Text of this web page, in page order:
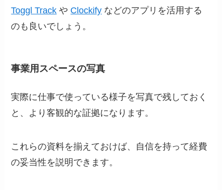
Toggl Track や Clockify などのアプリを活用する
のも良いでしょう。
事業用スペースの写真
実際に仕事で使っている様子を写真で残しておく
と、より客観的な証拠になります。
これらの資料を揃えておけば、自信を持って経費
の妥当性を説明できます。